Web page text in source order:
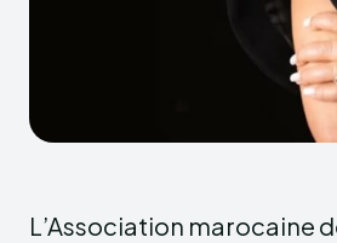
L’Association marocaine